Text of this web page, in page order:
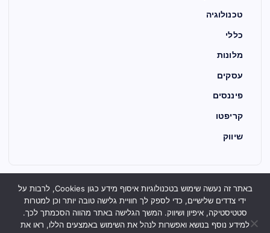
טכנולוגיה
כללי
מלונות
עסקים
פיננסים
קריפטו
שיווק
נא לשים לב: תכני האתר ronel.info נועדו לספק אינפורמציה כללית
באתר זה נעשה שימוש בטכנולוגיות איסוף מידע כגון Cookies, לרבות על
ידי צדדים שלישיים, כדי לספק לך חוויית גלישה טובה יותר וכן למטרות
סטטיסטיקה, איפיון ושיווק. המשך הגלישה באתר מהווה הסכמתך לכך.
למידע נוסף בנושא ואפשרות לנהל את השימוש באמצעים הללו, ראו את